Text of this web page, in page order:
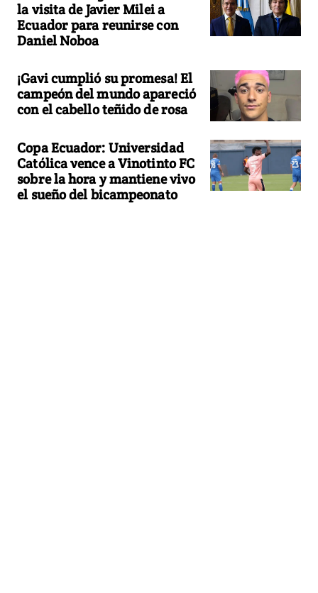
la visita de Javier Milei a
Ecuador para reunirse con
Daniel Noboa
¡Gavi cumplió su promesa! El
campeón del mundo apareció
con el cabello teñido de rosa
Copa Ecuador: Universidad
Católica vence a Vinotinto FC
sobre la hora y mantiene vivo
el sueño del bicampeonato